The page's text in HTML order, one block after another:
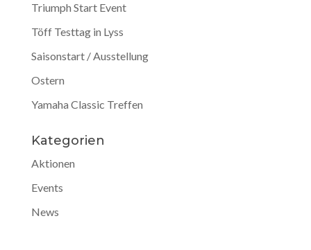
Triumph Start Event
Töff Testtag in Lyss
Saisonstart / Ausstellung
Ostern
Yamaha Classic Treffen
Kategorien
Aktionen
Events
News